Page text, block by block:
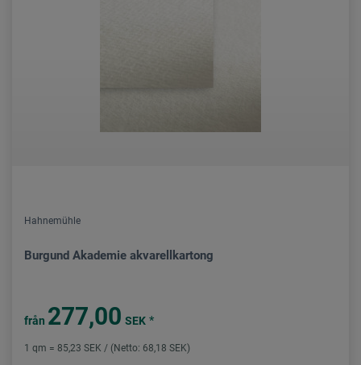
Hahnemühle
Burgund Akademie akvarellkartong
från 277,00 SEK *
1 qm = 85,23 SEK / (Netto: 68,18 SEK)